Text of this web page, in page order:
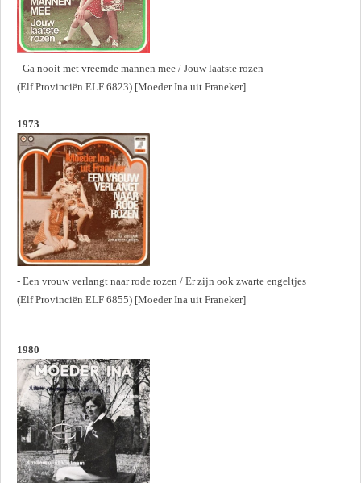
- Ga nooit met vreemde mannen mee / Jouw laatste rozen
(Elf Provinciën ELF 6823) [Moeder Ina uit Franeker]
1973
- Een vrouw verlangt naar rode rozen / Er zijn ook zwarte engeltjes
(Elf Provinciën ELF 6855) [Moeder Ina uit Franeker]
1980